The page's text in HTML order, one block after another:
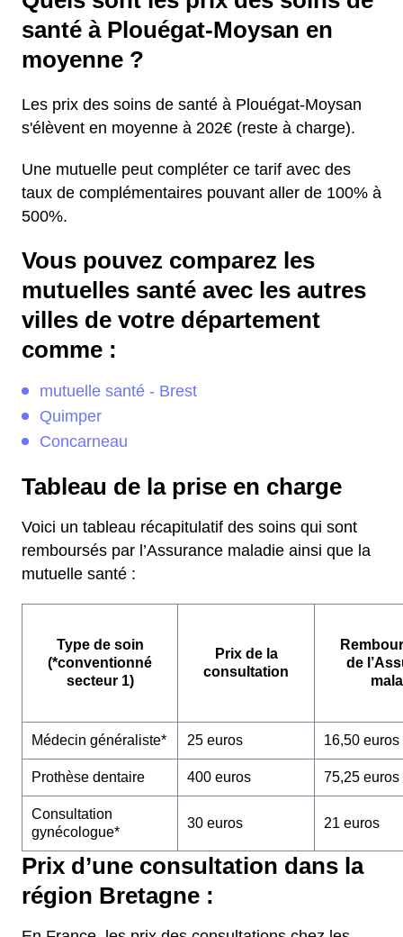
santé à Plouégat-Moysan en
moyenne ?
Les prix des soins de santé à Plouégat-Moysan
s'élèvent en moyenne à 202€ (reste à charge).
Une mutuelle peut compléter ce tarif avec des
taux de complémentaires pouvant aller de 100% à
500%.
Vous pouvez comparez les
mutuelles santé avec les autres
villes de votre département
comme :
mutuelle santé - Brest
Quimper
Concarneau
Tableau de la prise en charge
Voici un tableau récapitulatif des soins qui sont
remboursés par l’Assurance maladie ainsi que la
mutuelle santé :
Type de soin
(*conventionné
secteur 1)
Prix de la
consultation
de
Médecin généraliste* 25 euros 16,50 euros
Prothèse dentaire 400 euros 75,25 euros
Consultation
gynécologue*
30 euros 21 euros
Prix d’une consultation dans la
région Bretagne :